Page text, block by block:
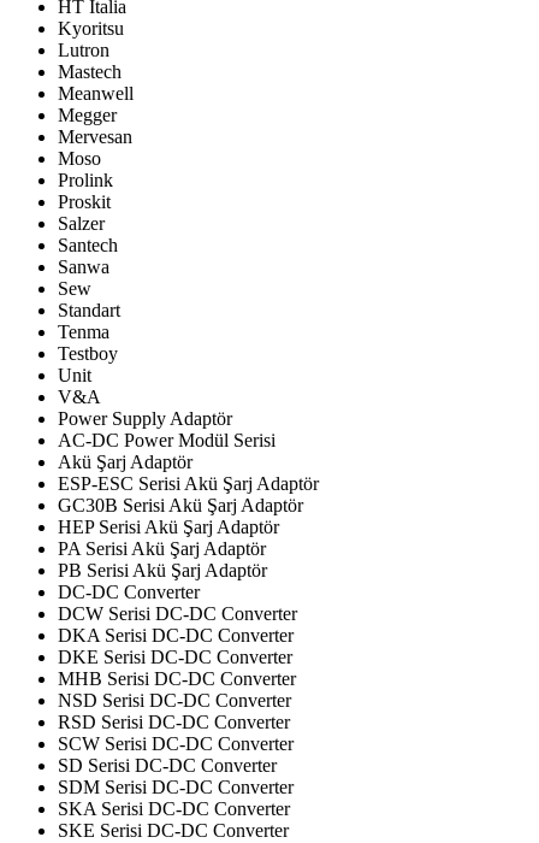
HT Italia
Kyoritsu
Lutron
Mastech
Meanwell
Megger
Mervesan
Moso
Prolink
Proskit
Salzer
Santech
Sanwa
Sew
Standart
Tenma
Testboy
Unit
V&A
Power Supply Adaptör
AC-DC Power Modül Serisi
Akü Şarj Adaptör
ESP-ESC Serisi Akü Şarj Adaptör
GC30B Serisi Akü Şarj Adaptör
HEP Serisi Akü Şarj Adaptör
PA Serisi Akü Şarj Adaptör
PB Serisi Akü Şarj Adaptör
DC-DC Converter
DCW Serisi DC-DC Converter
DKA Serisi DC-DC Converter
DKE Serisi DC-DC Converter
MHB Serisi DC-DC Converter
NSD Serisi DC-DC Converter
RSD Serisi DC-DC Converter
SCW Serisi DC-DC Converter
SD Serisi DC-DC Converter
SDM Serisi DC-DC Converter
SKA Serisi DC-DC Converter
SKE Serisi DC-DC Converter